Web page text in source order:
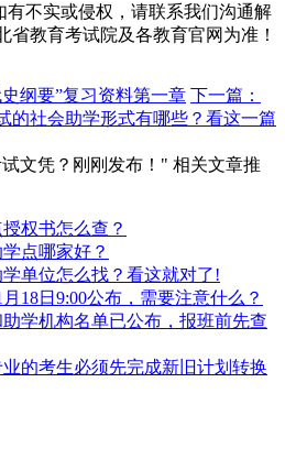
有不实或侵权，请联系我们沟通解
省教育考试院及各教育官网为准！
纲要”复习资料第一章 下一篇：
的社会助学形式有哪些？看这一篇
文凭？刚刚发布！" 相关文章推
权书怎么查？
点哪家好？
单位怎么找？看这就对了!
18日9:00公布，需要注意什么？
学机构名单已公布，报班前先查
的考生必须先完成新旧计划转换